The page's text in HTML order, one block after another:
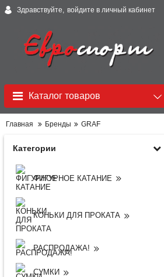
Здравствуйте, войдите в личный кабинет
Каталог товаров
Главная Бренды GRAF
Категории
ФИГУРНОЕ КАТАНИЕ
КОНЬКИ ДЛЯ ПРОКАТА
РАСПРОДАЖА!
СУМКИ